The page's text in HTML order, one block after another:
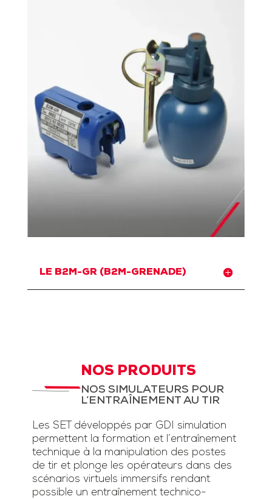
LE B2M-GR (B2M-GRENADE)
NOS PRODUITS
NOS SIMULATEURS POUR
L’ENTRAÎNEMENT AU TIR
Les SET développés par GDI simulation
permettent la formation et l’entraînement
technique à la manipulation des postes
de tir et plonge les opérateurs dans des
scénarios virtuels immersifs rendant
possible un entraînement technico-